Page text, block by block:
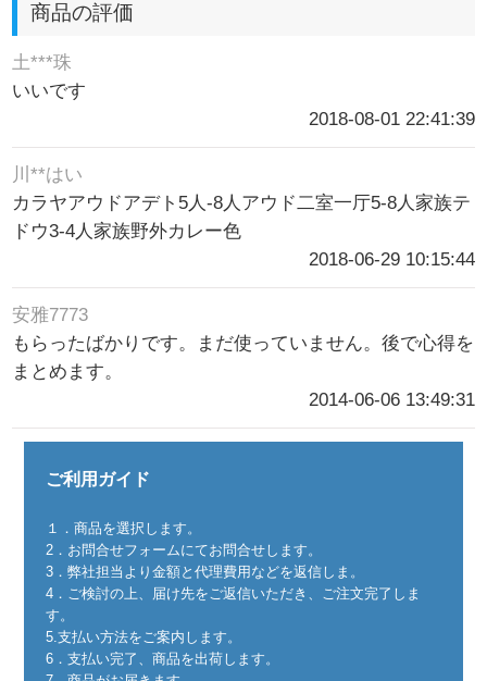
商品の評価
土***珠
いいです
2018-08-01 22:41:39
川**はい
カラヤアウドアデト5人-8人アウド二室一厅5-8人家族テ
ドウ3-4人家族野外カレー色
2018-06-29 10:15:44
安雅7773
もらったばかりです。まだ使っていません。後で心得を
まとめます。
2014-06-06 13:49:31
ご利用ガイド
１．商品を選択します。
2．お問合せフォームにてお問合せします。
3．弊社担当より金額と代理費用などを返信しま。
4．ご検討の上、届け先をご返信いただき、ご注文完了しま
す。
5.支払い方法をご案内します。
6．支払い完了、商品を出荷します。